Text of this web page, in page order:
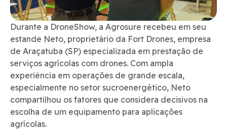
Durante a DroneShow, a Agrosure recebeu em seu
estande Neto, proprietário da Fort Drones, empresa
de Araçatuba (SP) especializada em prestação de
serviços agrícolas com drones. Com ampla
experiência em operações de grande escala,
especialmente no setor sucroenergético, Neto
compartilhou os fatores que considera decisivos na
escolha de um equipamento para aplicações
agrícolas.